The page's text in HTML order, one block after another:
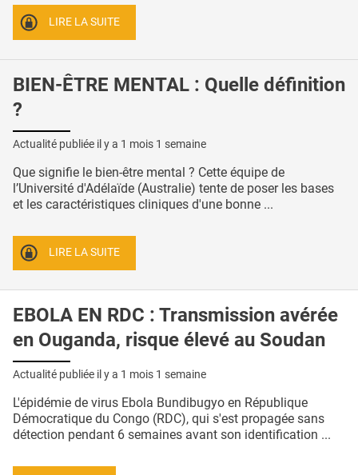
LIRE LA SUITE
BIEN-ÊTRE MENTAL : Quelle définition
?
Actualité publiée il y a 1 mois 1 semaine
Que signifie le bien-être mental ? Cette équipe de
l’Université d'Adélaïde (Australie) tente de poser les bases
et les caractéristiques cliniques d'une bonne ...
LIRE LA SUITE
EBOLA EN RDC : Transmission avérée
en Ouganda, risque élevé au Soudan
Actualité publiée il y a 1 mois 1 semaine
L'épidémie de virus Ebola Bundibugyo en République
Démocratique du Congo (RDC), qui s'est propagée sans
détection pendant 6 semaines avant son identification ...